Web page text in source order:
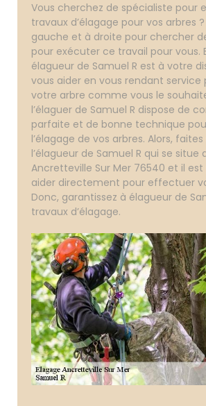
Vous cherchez de spécialiste pour
travaux d’élagage pour vos arbres ?
gauche et à droite pour chercher
pour exécuter ce travail pour vous.
élagueur de Samuel R est à votre
vous aider en vous rendant service
votre arbre comme vous le
l’élaguer de Samuel R dispose de
parfaite et de bonne technique
l’élagage de vos arbres. Alors,
l’élagueur de Samuel R qui se situe
Ancretteville Sur Mer 76540 et il
aider directement pour effectuer
Donc, garantissez à élagueur de
travaux d’élagage.